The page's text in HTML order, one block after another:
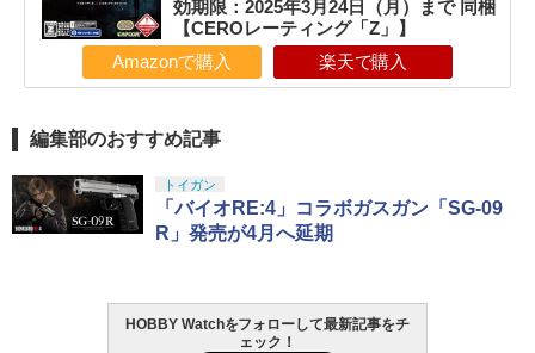
効期限：2025年3月24日（月）まで 同梱
【CEROレーティング「Z」】
Amazonで購入 楽天で購入
編集部のおすすめ記事
トイガン
「バイオRE:4」コラボガスガン「SG-09
R」発売が4月へ延期
HOBBY Watchをフォローして最新記事をチ
ェック！